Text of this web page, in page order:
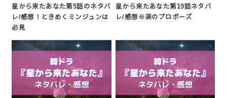
星から来たあなた第5話のネタバ
レ/感想！ときめくミンジュンは
必見
星から来たあなた第19話ネタバ
レ/感想※涙のプロポーズ